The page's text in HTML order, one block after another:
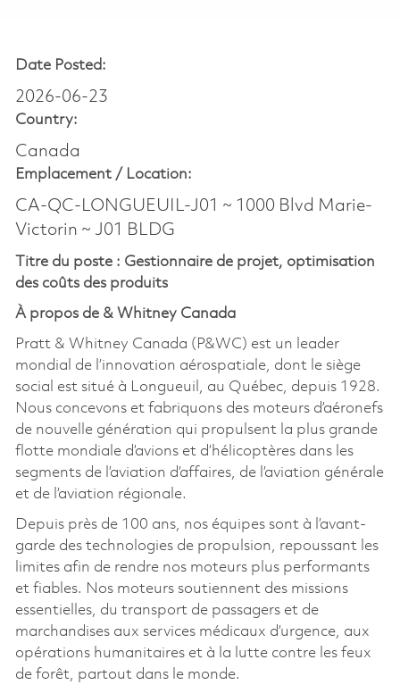
Date Posted:
2026-06-23
Country:
Canada
Emplacement / Location:
CA-QC-LONGUEUIL-J01 ~ 1000 Blvd Marie-
Victorin ~ J01 BLDG
Titre du poste : Gestionnaire de projet, optimisation
des coûts des produits
À propos de & Whitney Canada
Pratt & Whitney Canada (P&WC) est un leader
mondial de l’innovation aérospatiale, dont le siège
social est situé à Longueuil, au Québec, depuis 1928.
Nous concevons et fabriquons des moteurs d’aéronefs
de nouvelle génération qui propulsent la plus grande
flotte mondiale d’avions et d’hélicoptères dans les
segments de l’aviation d’affaires, de l’aviation générale
et de l’aviation régionale.
Depuis près de 100 ans, nos équipes sont à l’avant-
garde des technologies de propulsion, repoussant les
limites afin de rendre nos moteurs plus performants
et fiables. Nos moteurs soutiennent des missions
essentielles, du transport de passagers et de
marchandises aux services médicaux d’urgence, aux
opérations humanitaires et à la lutte contre les feux
de forêt, partout dans le monde.